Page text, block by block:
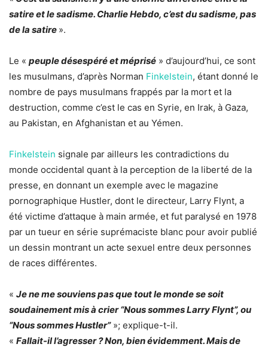
satire et le sadisme. Charlie Hebdo, c’est du sadisme, pas
de la satire ».
Le « peuple désespéré et méprisé » d’aujourd’hui, ce sont
les musulmans, d’après Norman Finkelstein, étant donné le
nombre de pays musulmans frappés par la mort et la
destruction, comme c’est le cas en Syrie, en Irak, à Gaza,
au Pakistan, en Afghanistan et au Yémen.
Finkelstein signale par ailleurs les contradictions du
monde occidental quant à la perception de la liberté de la
presse, en donnant un exemple avec le magazine
pornographique Hustler, dont le directeur, Larry Flynt, a
été victime d’attaque à main armée, et fut paralysé en 1978
par un tueur en série suprémaciste blanc pour avoir publié
un dessin montrant un acte sexuel entre deux personnes
de races différentes.
« Je ne me souviens pas que tout le monde se soit
soudainement mis à crier “Nous sommes Larry Flynt”, ou
“Nous sommes Hustler” »; explique-t-il.
« Fallait-il l’agresser ? Non, bien évidemment. Mais de